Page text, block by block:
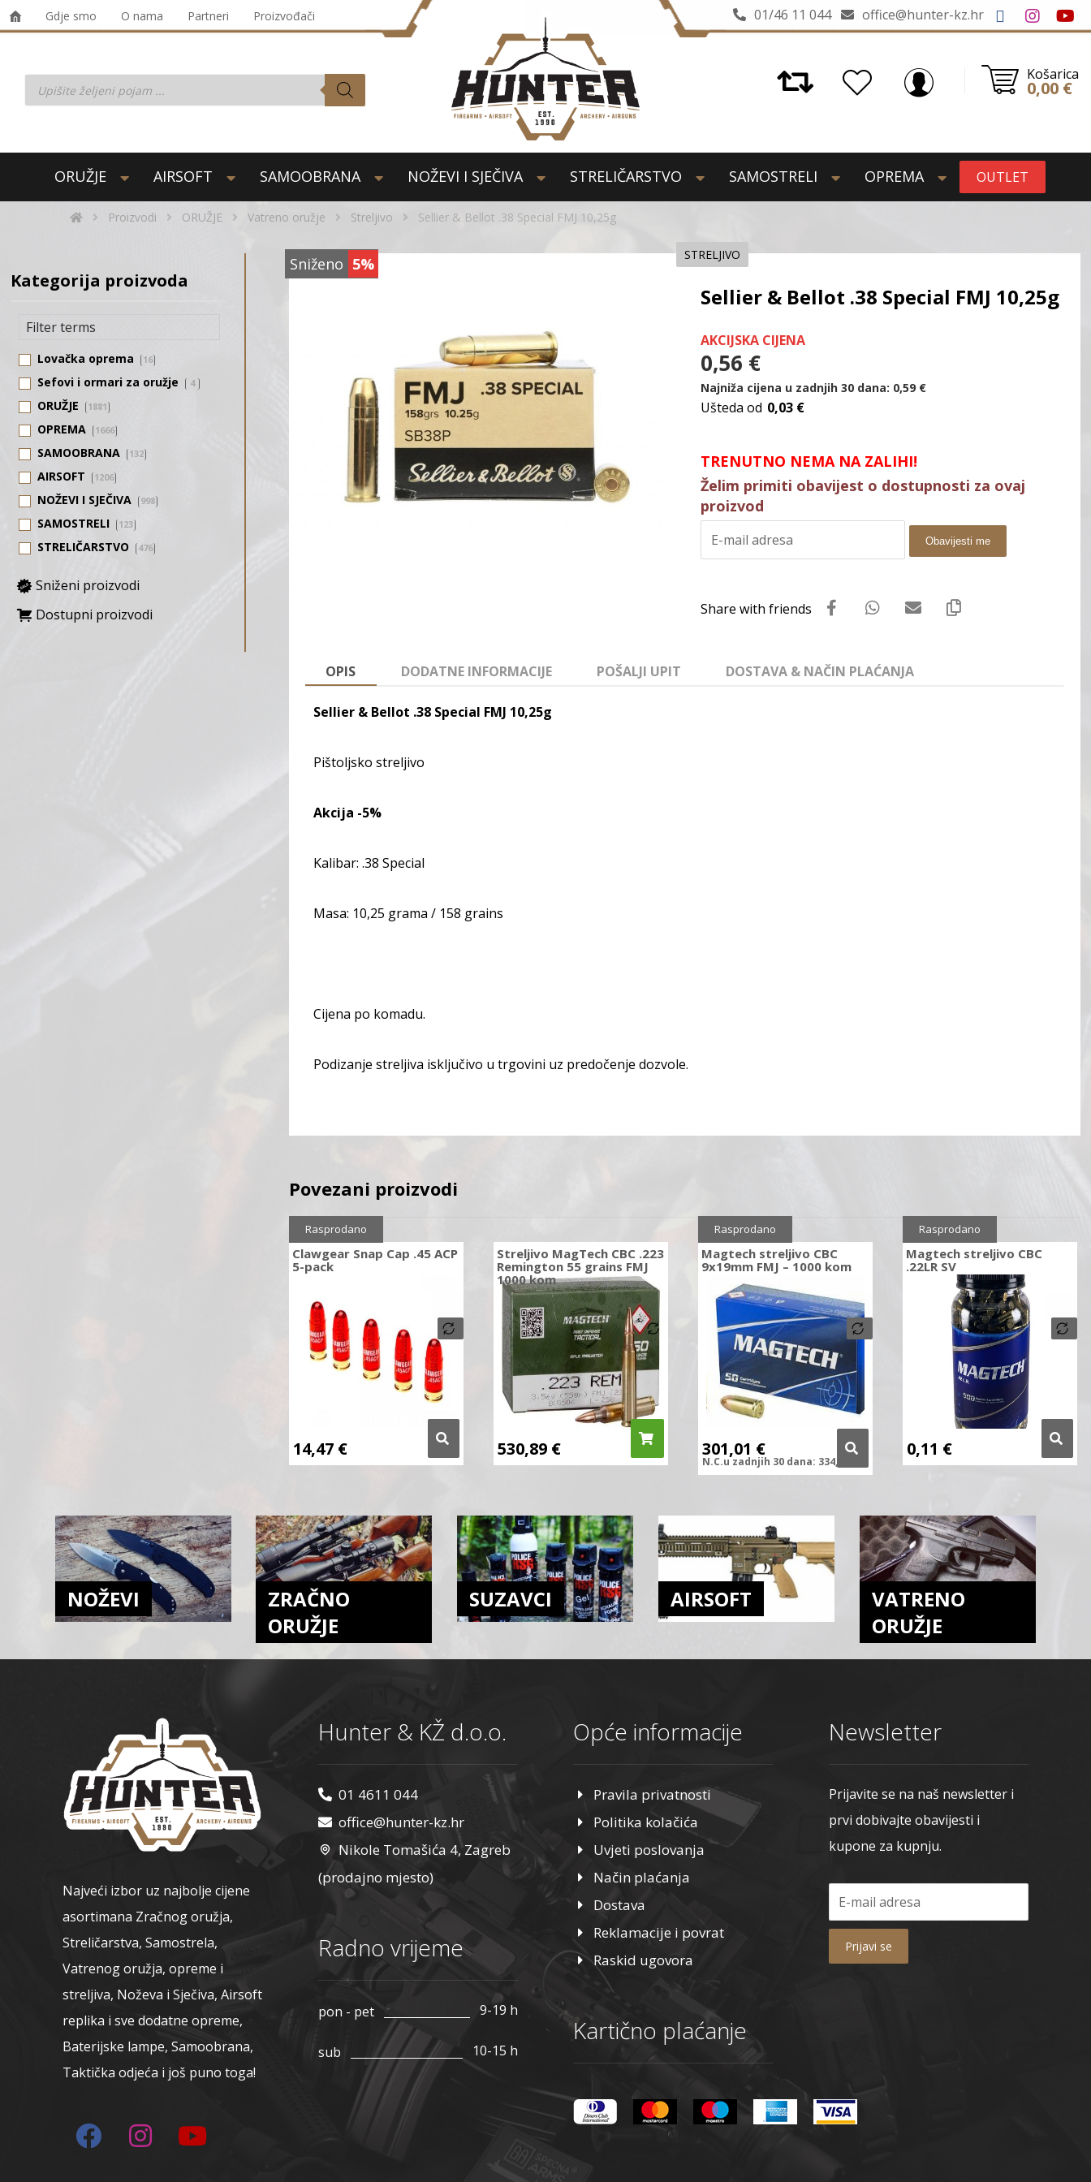
Gdje smo O nama Partneri Proizvođači office@hunter-kz.hr
01/46 11 044
Košarica
0,00 €
ORUŽJE AIRSOFT SAMOOBRANA NOŽEVI I SJEČIVA STRELIČARSTVO SAMOSTRELI OPREMA OUTLET
Proizvodi ORUŽJE Vatreno oružje Streljivo Sellier & Bellot .38 Special FMJ 10,25g
Sniženo 5% STRELJIVO
Sellier & Bellot .38 Special FMJ 10,25g
AKCIJSKA CIJENA
0,56 €
Najniža cijena u zadnjih 30 dana: 0,59 €
Ušteda od 0,03 €
TRENUTNO NEMA NA ZALIHI!
Želim primiti obavijest o dostupnosti za ovaj
proizvod
Obavijesti me
OPIS DODATNE INFORMACIJE POŠALJI UPIT DOSTAVA & NAČIN PLAĆANJA
Sellier & Bellot .38 Special FMJ 10,25g
Pištoljsko streljivo
Akcija -5%
Kalibar: .38 Special
Masa: 10,25 grama / 158 grains
Cijena po komadu.
Podizanje streljiva isključivo u trgovini uz predočenje dozvole.
Povezani proizvodi
Clawgear Snap Cap .45 ACP
5-pack
14,47 €
Rasprodano
Streljivo MagTech CBC .223
Remington 55 grains FMJ
1000 kom
530,89 €
Sniženo 10%
Magtech streljivo CBC
9x19mm FMJ – 1000 kom
301,01 €
N.C.u zadnjih 30 dana: 334,46
Rasprodano
Magtech streljivo CBC
.22LR SV
0,11 €
Rasprodano
Kategorija proizvoda
Lovačka oprema 16
Sefovi i ormari za oružje 4
ORUŽJE 1881
OPREMA 1666
SAMOOBRANA 132
AIRSOFT 1206
NOŽEVI I SJEČIVA 998
SAMOSTRELI 123
STRELIČARSTVO 476
Sniženi proizvodi
Dostupni proizvodi
NOŽEVI
ZRAČNO
ORUŽJE
SUZAVCI AIRSOFT
VATRENO
ORUŽJE
Najveći izbor uz najbolje cijene
asortimana Zračnog oružja,
Streličarstva, Samostrela,
Vatrenog oružja, opreme i
streljiva, Noževa i Sječiva, Airsoft
replika i sve dodatne opreme,
Baterijske lampe, Samoobrana,
Taktička odjeća i još puno toga!
Hunter & KŽ d.o.o.
01 4611 044
office@hunter-kz.hr
Nikole Tomašića 4, Zagreb
(prodajno mjesto)
Radno vrijeme
pon - pet 9-19 h
sub 10-15 h
Opće informacije
Pravila privatnosti
Politika kolačića
Uvjeti poslovanja
Način plaćanja
Dostava
Reklamacije i povrat
Raskid ugovora
Kartično plaćanje
Newsletter
Prijavite se na naš newsletter i
prvi dobivajte obavijesti i
kupone za kupnju.
Prijavi se